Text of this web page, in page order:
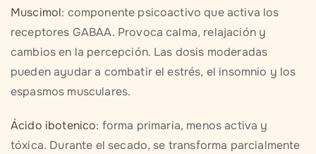
Muscimol: componente psicoactivo que activa los
receptores GABAA. Provoca calma, relajación y
cambios en la percepción. Las dosis moderadas
pueden ayudar a combatir el estrés, el insomnio y los
espasmos musculares.
Ácido ibotenico: forma primaria, menos activa y
tóxica. Durante el secado, se transforma parcialmente